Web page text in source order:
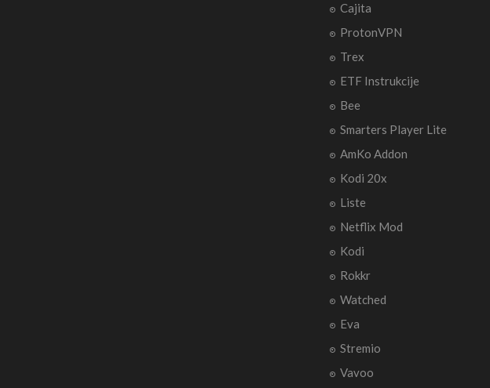
Cajita
ProtonVPN
Trex
ETF Instrukcije
Bee
Smarters Player Lite
AmKo Addon
Kodi 20x
Liste
Netflix Mod
Kodi
Rokkr
Watched
Eva
Stremio
Vavoo